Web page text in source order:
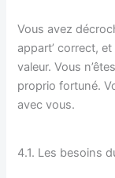
Vous avez
appart’ correct,
valeur. Vous
proprio fortuné.
avec vous.
4.1. Les besoins